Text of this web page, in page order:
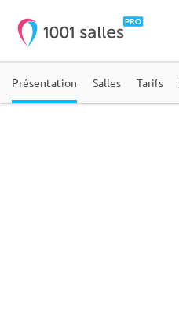
Présentation Salles Tarifs